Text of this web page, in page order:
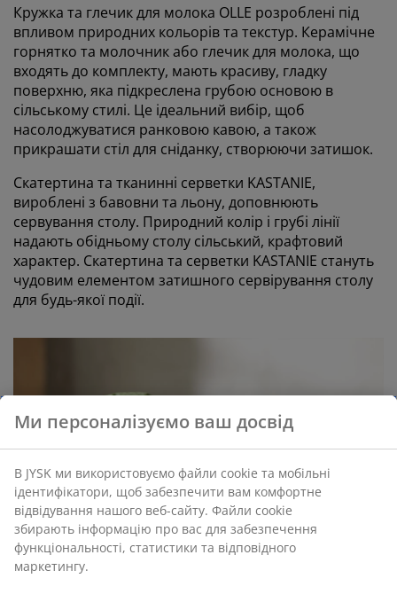
Кружка та глечик для молока OLLE розроблені під
впливом природних кольорів та текстур. Керамічне
горнятко та молочник або глечик для молока, що
входять до комплекту, мають красиву, гладку
поверхню, яка підкреслена грубою основою в
сільському стилі. Це ідеальний вибір, щоб
насолоджуватися ранковою кавою, а також
прикрашати стіл для сніданку, створюючи затишок.
Скатертина та тканинні серветки KASTANIE,
вироблені з бавовни та льону, доповнюють
сервування столу. Природний колір і грубі лінії
надають обідньому столу сільський, крафтовий
характер. Скатертина та серветки KASTANIE стануть
чудовим елементом затишного сервірування столу
для будь-якої події.
Ми персоналізуємо ваш досвід
В JYSK ми використовуємо файли cookie та мобільні
ідентифікатори, щоб забезпечити вам комфортне
відвідування нашого веб-сайту. Файли cookie
збирають інформацію про вас для забезпечення
функціональності, статистики та відповідного
маркетингу.